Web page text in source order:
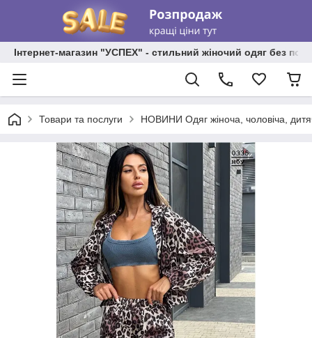
Інтернет-магазин "УСПЕХ" - стильний жіночий одяг без
Товари та послуги НОВИНИ Одяг жіноча, чоловіча,